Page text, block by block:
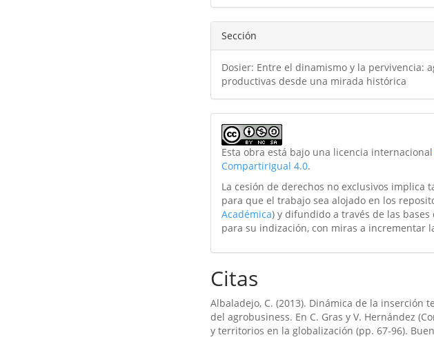
Sección
Dosier: Entre el dinamismo y la pervivencia:
productivas desde una mirada histórica
Esta obra está bajo una licencia internacional
CompartirIgual 4.0.
La cesión de derechos no exclusivos
para que el trabajo sea alojado en los
Académica) y difundido a través de las
para su indización, con miras a incrementar
Citas
Albaladejo, C. (2013). Dinámica de la
del agrobusiness. En C. Gras y V. Hernández
y territorios en la globalización (pp. 67-96).